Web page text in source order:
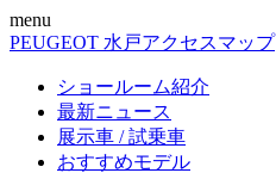
menu
PEUGEOT 水戸アクセスマップ
ショールーム紹介
最新ニュース
展示車 / 試乗車
おすすめモデル